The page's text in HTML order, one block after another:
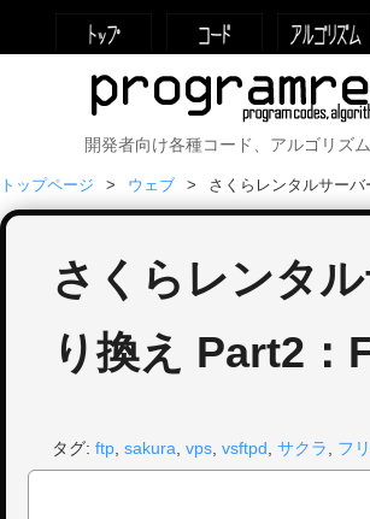
開発者向け各種コード、アルゴリズ
トップページ ウェブ さくらレンタルサー
さくらレンタ
り換え Part2：
タグ: ftp, sakura, vps, vsftpd , サクラ , フ